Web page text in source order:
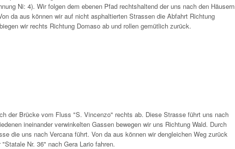
Ni: 4). Wir folgen dem ebenen Pfad rechtshaltend der uns nach den Häusern
da aus können wir auf nicht asphaltierten Strassen die Abfahrt Richtung
wir rechts Richtung Domaso ab und rollen gemütlich zurück.
der Brücke vom Fluss "S. Vincenzo" rechts ab. Diese Strasse führt uns nach
ineinander verwinkelten Gassen bewegen wir uns Richtung Wald. Durch
die uns nach Vercana führt. Von da aus können wir dengleichen Weg zurück
Nr. 36" nach Gera Lario fahren.